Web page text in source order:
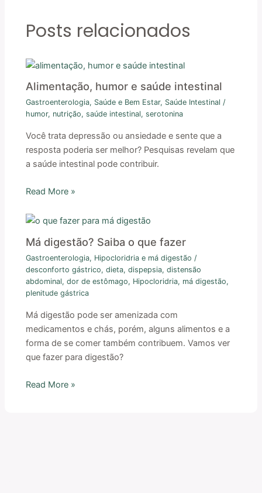
Posts relacionados
Alimentação, humor e saúde intestinal
Gastroenterologia, Saúde e Bem Estar, Saúde Intestinal /
humor, nutrição,saúde intestinal,serotonina
Você trata depressão ou ansiedade e sente que a
resposta poderia ser melhor? Pesquisas revelam que
a saúde intestinal pode contribuir.
Read More »
Má digestão? Saiba o que fazer
Gastroenterologia, Hipocloridria e má digestão /
desconforto gástrico,dieta,dispepsia,distensão
abdominal,dor de estômago, Hipocloridria, má digestão,
plenitude gástrica
Má digestão pode ser amenizada com
medicamentos e chás, porém, alguns alimentos e a
forma de se comer também contribuem. Vamos ver
que fazer para digestão?
Read More »